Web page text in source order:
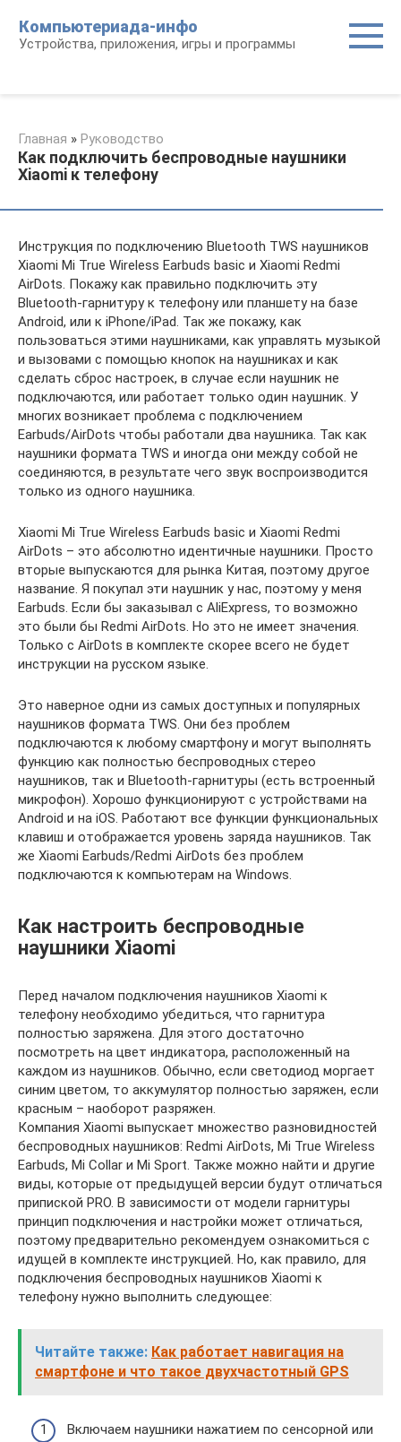
контенту
Компьютериада-инфо
Устройства, приложения, игры и программы
Главная » Руководство
Как подключить беспроводные наушники
Xiaomi к телефону
Инструкция по подключению Bluetooth TWS наушников
Xiaomi Mi True Wireless Earbuds basic и Xiaomi Redmi
AirDots. Покажу как правильно подключить эту
Bluetooth-гарнитуру к телефону или планшету на базе
Android, или к iPhone/iPad. Так же покажу, как
пользоваться этими наушниками, как управлять музыкой
и вызовами с помощью кнопок на наушниках и как
сделать сброс настроек, в случае если наушник не
подключаются, или работает только один наушник. У
многих возникает проблема с подключением
Earbuds/AirDots чтобы работали два наушника. Так как
наушники формата TWS и иногда они между собой не
соединяются, в результате чего звук воспроизводится
только из одного наушника.
Xiaomi Mi True Wireless Earbuds basic и Xiaomi Redmi
AirDots – это абсолютно идентичные наушники. Просто
вторые выпускаются для рынка Китая, поэтому другое
название. Я покупал эти наушник у нас, поэтому у меня
Earbuds. Если бы заказывал с AliExpress, то возможно
это были бы Redmi AirDots. Но это не имеет значения.
Только с AirDots в комплекте скорее всего не будет
инструкции на русском языке.
Это наверное одни из самых доступных и популярных
наушников формата TWS. Они без проблем
подключаются к любому смартфону и могут выполнять
функцию как полностью беспроводных стерео
наушников, так и Bluetooth-гарнитуры (есть встроенный
микрофон). Хорошо функционируют с устройствами на
Android и на iOS. Работают все функции функциональных
клавиш и отображается уровень заряда наушников. Так
же Xiaomi Earbuds/Redmi AirDots без проблем
подключаются к компьютерам на Windows.
Как настроить беспроводные
наушники Xiaomi
Перед началом подключения наушников Xiaomi к
телефону необходимо убедиться, что гарнитура
полностью заряжена. Для этого достаточно
посмотреть на цвет индикатора, расположенный на
каждом из наушников. Обычно, если светодиод моргает
синим цветом, то аккумулятор полностью заряжен, если
красным – наоборот разряжен.
Компания Xiaomi выпускает множество разновидностей
беспроводных наушников: Redmi AirDots, Mi True Wireless
Earbuds, Mi Collar и Mi Sport. Также можно найти и другие
виды, которые от предыдущей версии будут отличаться
припиской PRO. В зависимости от модели гарнитуры
принцип подключения и настройки может отличаться,
поэтому предварительно рекомендуем ознакомиться с
идущей в комплекте инструкцией. Но, как правило, для
подключения беспроводных наушников Xiaomi к
телефону нужно выполнить следующее:
Читайте также: Как работает навигация на
смартфоне и что такое двухчастотный GPS
Включаем наушники нажатием по сенсорной или